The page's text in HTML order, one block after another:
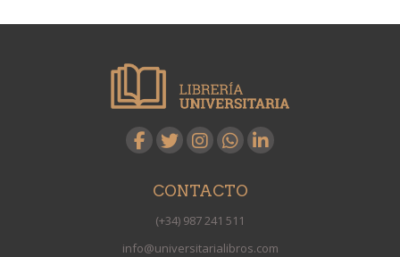
CONTACTO
(+34) 987 241 511
info@universitarialibros.com